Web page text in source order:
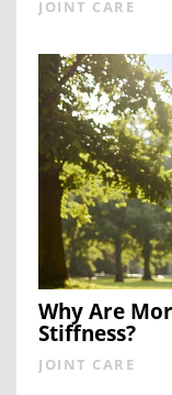
JOINT CARE
Why Are
Stiffness?
JOINT CARE